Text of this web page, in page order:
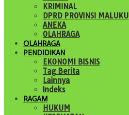
KRIMINAL
DPRD PROVINSI MALUKU
ANEKA
OLAHRAGA
OLAHRAGA
PENDIDIKAN
EKONOMI BISNIS
Tag Berita
Lainnya
Indeks
RAGAM
HUKUM